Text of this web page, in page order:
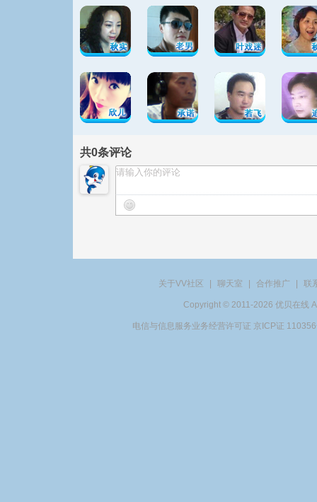
共0条评论
关于VV社区 聊天室 合作推广 联
Copyright © 2011-2026 优贝在线
电信与信息服务业务经营许可证 京ICP证